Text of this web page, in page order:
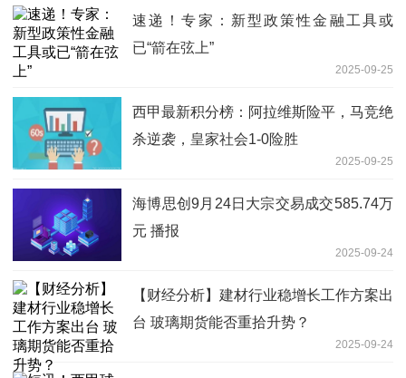
速递！专家：新型政策性金融工具或
已“箭在弦上”
2025-09-25
西甲最新积分榜：阿拉维斯险平，马竞绝
杀逆袭，皇家社会1-0险胜
2025-09-25
海博思创9月24日大宗交易成交585.74万
元 播报
2025-09-24
【财经分析】建材行业稳增长工作方案出
台 玻璃期货能否重拾升势？
2025-09-24